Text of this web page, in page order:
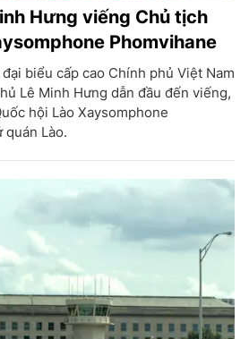
Hưng viếng Chủ tịch
Phomvihane
biểu cấp cao Chính phủ Việt Nam
Lê Minh Hưng dẫn đầu đến viếng,
hội Lào Xaysomphone
quán Lào.